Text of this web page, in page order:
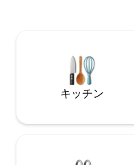
ルキッチン。バルコニー
洗濯機と乾燥機がありま
キッチン